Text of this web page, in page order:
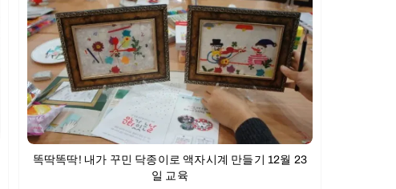
똑딱똑딱! 내가 꾸민 닥종이로 액자시계 만들기 12월 23
일 교육